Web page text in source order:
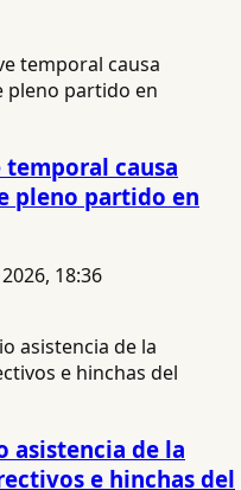
temporal causa
pleno partido en
18:36
asistencia de la
e hinchas del